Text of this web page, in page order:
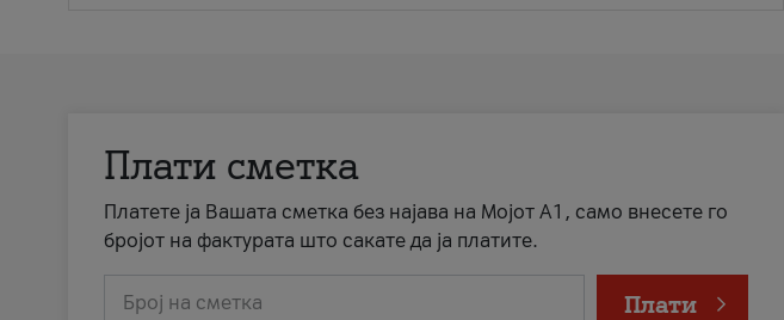
Плати сметка
Платете ја Вашата сметка без најава на Мојот А1, само внесете го
бројот на фактурата што сакате да ја платите.
Број на сметка Плати